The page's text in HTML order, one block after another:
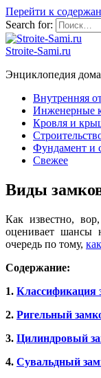
Перейти к
Search for:
Stroite-Sami.ru
Энциклопедия
Внутренняя
Инженерные
Кровля и
Фундамент и
Свежее
Виды
Как известно, вор,
оценивает шансы
очередь по тому,
Содержание:
1. Классификация
2. Ригельный
3. Цилиндровый
4. Сувальдный